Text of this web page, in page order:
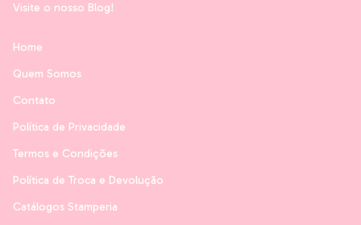
Visite o nosso Blog!
Home
Quem Somos
Contato
Política de Privacidade
Termos e Condições
Política de Troca e Devolução
Catálogos Stamperia